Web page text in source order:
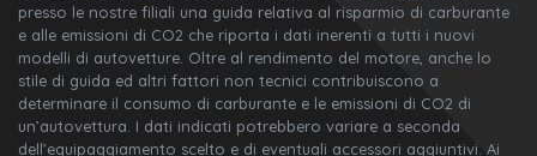
presso le nostre filiali una guida relativa al risparmio di carburante
e alle emissioni di CO2 che riporta i dati inerenti a tutti i nuovi
modelli di autovetture. Oltre al rendimento del motore, anche lo
stile di guida ed altri fattori non tecnici contribuiscono a
determinare il consumo di carburante e le emissioni di CO2 di
un’autovettura. I dati indicati potrebbero variare a seconda
dell’equipaggiamento scelto e di eventuali accessori aggiuntivi. Ai